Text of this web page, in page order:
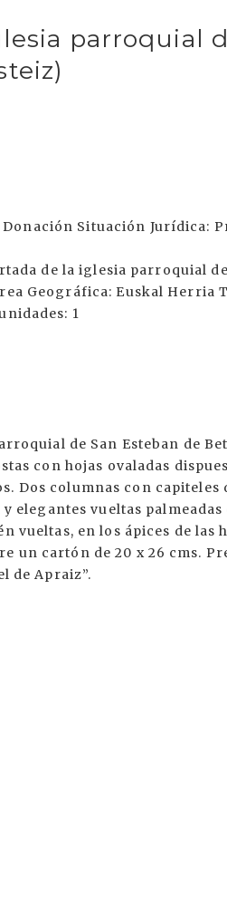
parroquial
Situación Jurídica:
de la iglesia parroquial
Geográfica: Euskal Herria
1
de San Esteban de
con hojas ovaladas
Dos columnas con capiteles
elegantes vueltas palmeadas
vueltas, en los ápices de las
un cartón de 20 x 26 cms.
de Apraiz”.